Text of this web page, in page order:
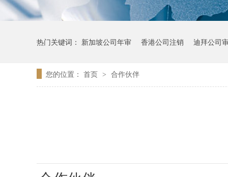
热门关键词： 新加坡公司年审 香港公司注销 迪拜公司
您的位置： 首页 > 合作伙伴